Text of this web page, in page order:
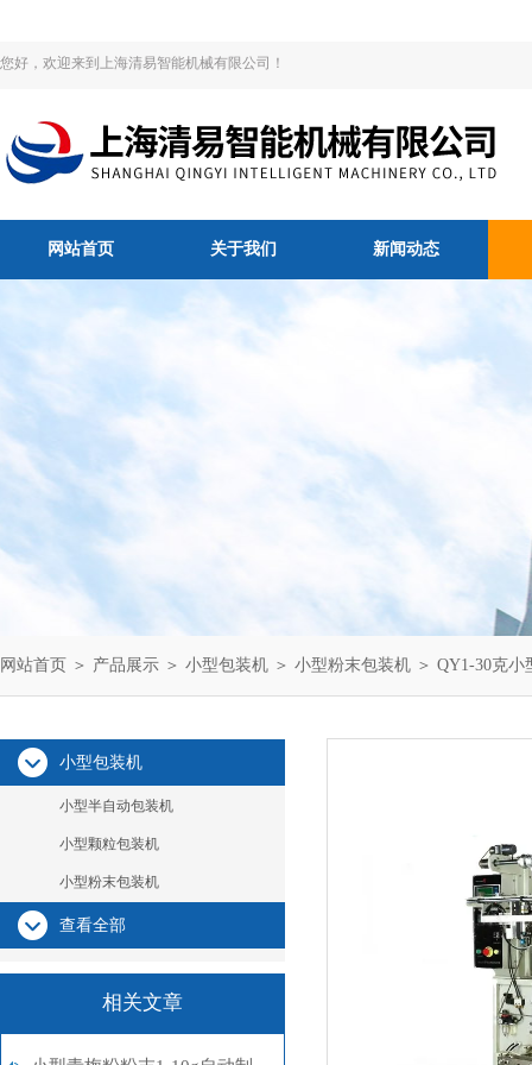
您好，欢迎来到上海清易智能机械有限公司！
网站首页 关于我们 新闻动态
网站首页 ＞ 产品展示 ＞ 小型包装机 ＞ 小型粉末包装机 ＞ QY1-30克
小型包装机
小型半自动包装机
小型颗粒包装机
小型粉末包装机
查看全部
相关文章